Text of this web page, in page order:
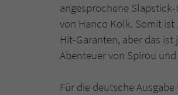
angesprochene
von Hanco Kolk. Somit
Hit-Garanten, aber das
Abenteuer von Spirou
Für die deutsche